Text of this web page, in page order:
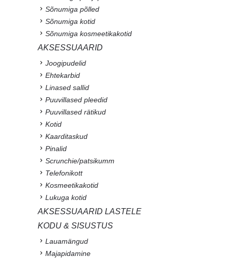
Sõnumiga põlled
Sõnumiga kotid
Sõnumiga kosmeetikakotid
AKSESSUAARID
Joogipudelid
Ehtekarbid
Linased sallid
Puuvillased pleedid
Puuvillased rätikud
Kotid
Kaarditaskud
Pinalid
Scrunchie/patsikumm
Telefonikott
Kosmeetikakotid
Lukuga kotid
AKSESSUAARID LASTELE
KODU & SISUSTUS
Lauamängud
Majapidamine